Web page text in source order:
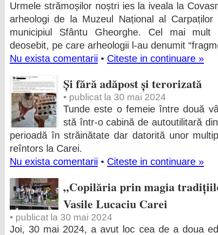
Urmele strămoșilor noștri ies la iveala la
arheologi de la Muzeul Național al
municipiul Sfântu Gheorghe. Cel mai
deosebit, pe care arheologii l-au denumit
Nu exista comentarii • Citeste in continuare »
Și fără adăpost și terorizată
• publicat la 30 mai 2024
Tunde este o femeie între două
stă într-o cabină de autoutilitară
perioadă în străinătate dar datorită unor
reîntors la Carei.
Nu exista comentarii • Citeste in continuare »
„Copilăria prin magia
Vasile Lucaciu Carei
• publicat la 30 mai 2024
Joi, 30 mai 2024, a avut loc cea de a doua